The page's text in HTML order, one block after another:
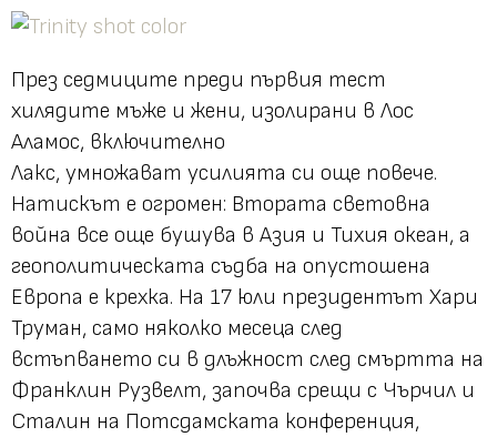
През седмиците преди първия тест
хилядите мъже и жени, изолирани в Лос
Аламос, включително
Лакс, умножават усилията си още повече.
Натискът е огромен: Втората световна
война все още бушува в Азия и Тихия океан, a
геополитическата съдба на опустошена
Европа е крехка. На 17 юли президентът Хари
Труман, само няколко месеца след
встъпването си в длъжност след смъртта на
Франклин Рузвелт, започва срещи с Чърчил и
Сталин на Потсдамската конференция,